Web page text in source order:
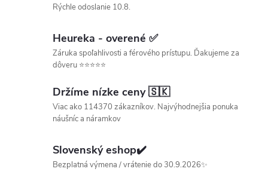
Rýchle odoslanie 10.8.
Heureka - overené ✅
Záruka spoľahlivosti a férového prístupu. Ďakujeme za
dôveru ⭐⭐⭐⭐⭐
Držíme nízke ceny 🇸🇰
Viac ako 114370 zákazníkov. Najvýhodnejšia ponuka
náušníc a náramkov
Slovenský eshop✔️
Bezplatná výmena / vrátenie do 30.9.2026✨